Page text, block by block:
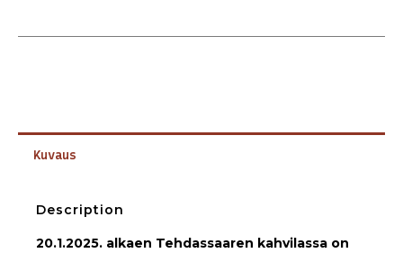
Kuvaus
Description
20.1.2025. alkaen Tehdassaaren kahvilassa on